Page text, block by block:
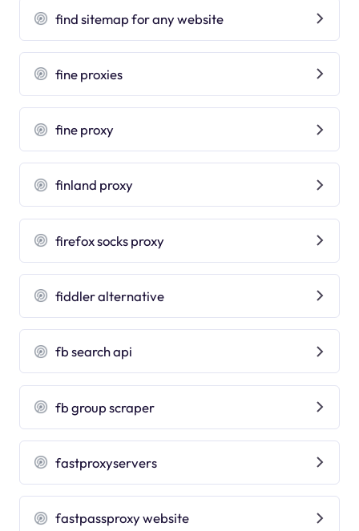
find sitemap for any website
fine proxies
fine proxy
finland proxy
firefox socks proxy
fiddler alternative
fb search api
fb group scraper
fastproxyservers
fastpassproxy website